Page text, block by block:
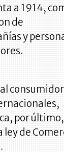
a 1914,
de
y
por
ley de